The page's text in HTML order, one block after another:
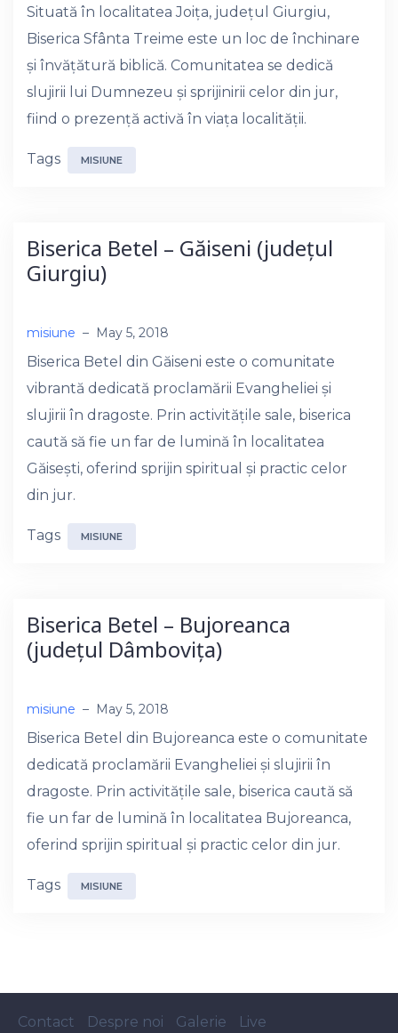
Situată în localitatea Joița, județul Giurgiu,
Biserica Sfânta Treime este un loc de închinare
și învățătură biblică. Comunitatea se dedică
slujirii lui Dumnezeu și sprijinirii celor din jur,
fiind o prezență activă în viața localității.
Tags MISIUNE
Biserica Betel – Găiseni (județul
Giurgiu)
misiune – May 5, 2018
Biserica Betel din Găiseni este o comunitate
vibrantă dedicată proclamării Evangheliei și
slujirii în dragoste. Prin activitățile sale, biserica
caută să fie un far de lumină în localitatea
Găisești, oferind sprijin spiritual și practic celor
din jur.
Tags MISIUNE
Biserica Betel – Bujoreanca
(județul Dâmbovița)
misiune – May 5, 2018
Biserica Betel din Bujoreanca este o comunitate
dedicată proclamării Evangheliei și slujirii în
dragoste. Prin activitățile sale, biserica caută să
fie un far de lumină în localitatea Bujoreanca,
oferind sprijin spiritual și practic celor din jur.
Tags MISIUNE
Contact Despre noi Galerie Live